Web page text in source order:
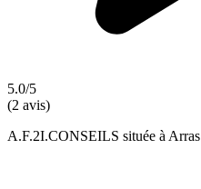
5.0/5
(2 avis)
A.F.2I.CONSEILS située à Arras